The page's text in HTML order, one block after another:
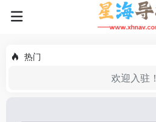
热门
欢迎入驻！